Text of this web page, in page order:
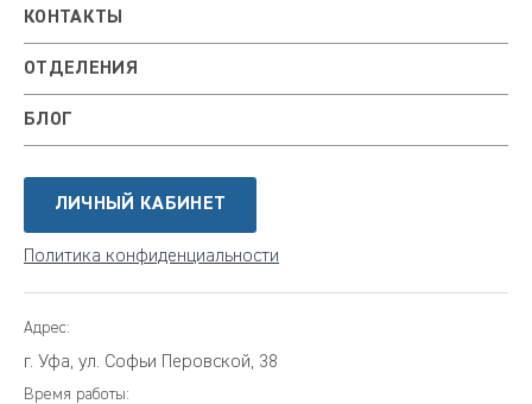
КОНТАКТЫ
ОТДЕЛЕНИЯ
БЛОГ
ЛИЧНЫЙ КАБИНЕТ
Политика конфиденциальности
Адрес:
г. Уфа, ул. Софьи Перовской, 38
Время работы: